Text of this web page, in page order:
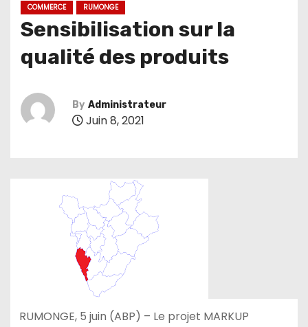
COMMERCE RUMONGE
Sensibilisation sur la
qualité des produits
By Administrateur
Juin 8, 2021
RUMONGE, 5 juin (ABP) – Le projet MARKUP